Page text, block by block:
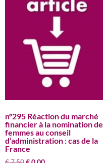
n°295 Réaction du marché
financier à la nomination de
femmes au conseil
d’administration : cas de la
France